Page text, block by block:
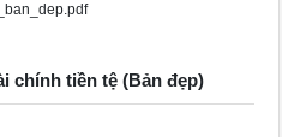
chính tiền tệ (Bản đẹp)